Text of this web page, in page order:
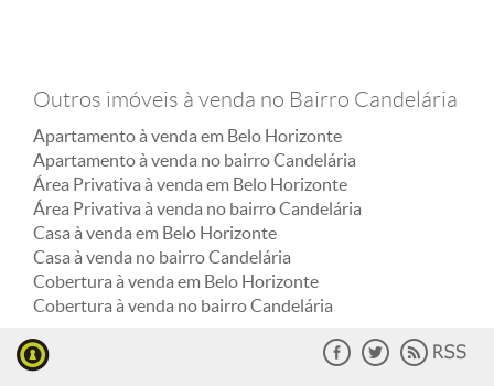
Outros imóveis à venda no Bairro Candelária
Apartamento à venda em Belo Horizonte
Apartamento à venda no bairro Candelária
Área Privativa à venda em Belo Horizonte
Área Privativa à venda no bairro Candelária
Casa à venda em Belo Horizonte
Casa à venda no bairro Candelária
Cobertura à venda em Belo Horizonte
Cobertura à venda no bairro Candelária